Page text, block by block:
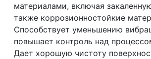
материалами, включая
также коррозионностойкие
Способствует уменьшению
повышает контроль над
Дает хорошую чистоту